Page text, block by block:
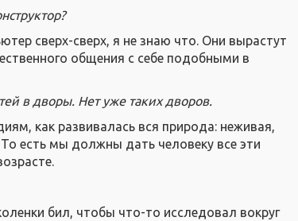
сверх-сверх, я не знаю что. Они вырастут
общения с себе подобными в
в дворы. Нет уже таких дворов.
как развивалась вся природа: неживая,
есть мы должны дать человеку все эти
бил, чтобы что-то исследовал вокруг